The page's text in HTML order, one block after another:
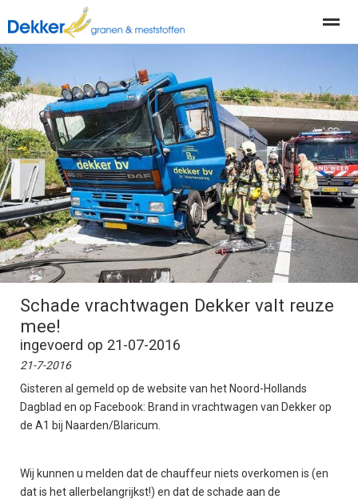
Producten Diensten
Home Nieuws Locatie Contact
Schade vrachtwagen Dekker valt reuze
mee!
ingevoerd op 21-07-2016
21-7-2016
Gisteren al gemeld op de website van het Noord-Hollands
Dagblad en op Facebook: Brand in vrachtwagen van Dekker op
de A1 bij Naarden/Blaricum.
Wij kunnen u melden dat de chauffeur niets overkomen is (en
dat is het allerbelangrijkst!) en dat de schade aan de